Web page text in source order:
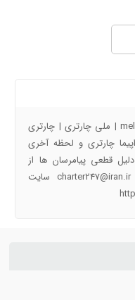
بال
melicharteri | mellicharteri | meli charteri | ملی چارتری | چارتری
هواپیما چارتری و لحظه آخری
24 ساعته 09032228247 به دلیل قطعی پیامرسان ها از
ایمیل ملی استفاده فرمایید ایمیل ما charter247@iran.ir سایت